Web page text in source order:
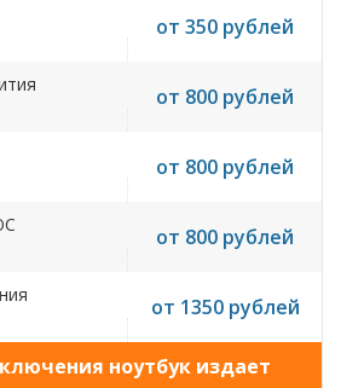
от 350 рублей
от 800 рублей
от 800 рублей
от 800 рублей
от 1350 рублей
ноутбук издает